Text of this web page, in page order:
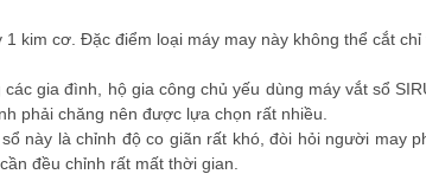
1 kim cơ. Đặc điểm loại máy may này không thể cắt
gia đình, hộ gia công chủ yếu dùng máy vắt sổ
phải chăng nên được lựa chọn rất nhiều.
này là chỉnh độ co giãn rất khó, đòi hỏi người may
đều chỉnh rất mất thời gian.